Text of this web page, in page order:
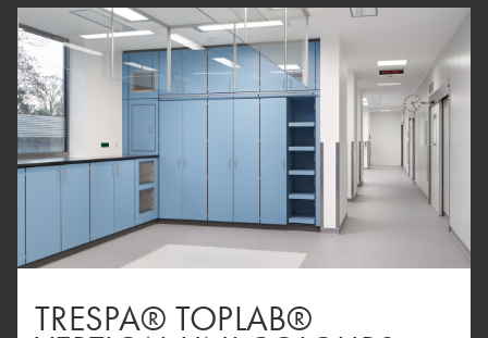
TRESPA® TOPLAB®